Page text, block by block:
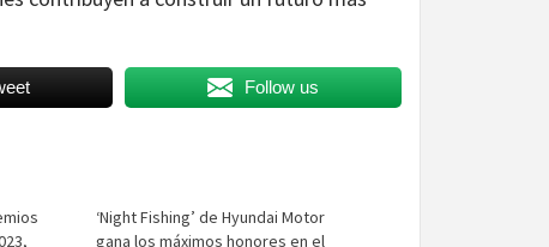
Follow us
‘Night Fishing’ de Hyundai Motor
gana los máximos honores en el